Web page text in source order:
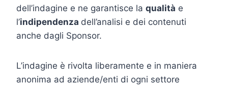
dell’indagine e ne garantisce la qualità e
l’indipendenza dell’analisi e dei contenuti
anche dagli Sponsor.
L’indagine è rivolta liberamente e in maniera
anonima ad aziende/enti di ogni settore